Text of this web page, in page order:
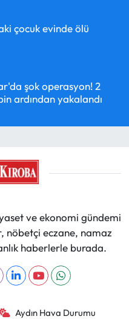
çocuk evinde ölü
şok operasyon! 2
ardından yakalandı
ve ekonomi gündemi
nöbetçi eczane, namaz
haberlerle burada.
Aydın Hava Durumu